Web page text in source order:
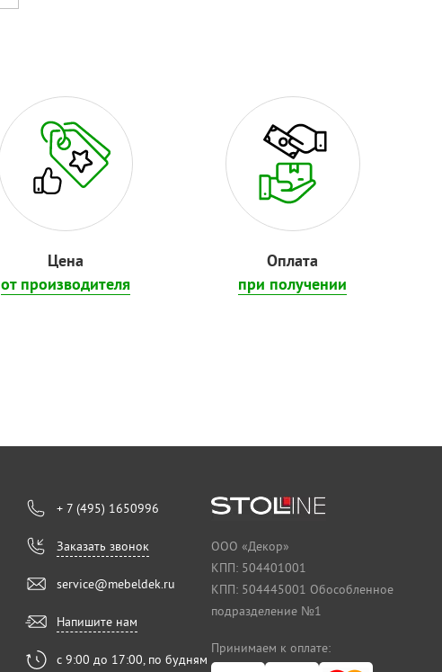
Цена
от производителя
Оплата
при получении
+ 7 (495) 1650996
Заказать звонок
service@mebeldek.ru
Напишите нам
с 9:00 до 17:00, по будням
ООО «Декор»
КПП: 504401001
КПП: 504445001 Обособленное
подразделение №1
Принимаем к оплате: